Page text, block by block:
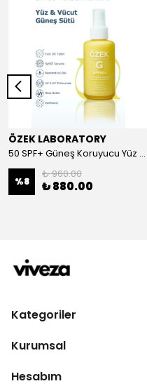
ÖZEK LABORATORY
50 SPF+ Güneş Koruyucu Yüz ve Vücut Sütü 100 ml
%8
₺ 960.00
₺ 880.00
Kategoriler
Kurumsal
Hesabım